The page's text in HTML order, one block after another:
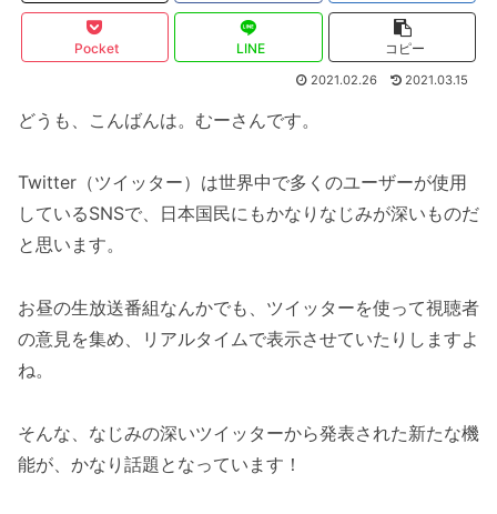
Pocket LINE コピー
2021.02.26 2021.03.15
どうも、こんばんは。むーさんです。
Twitter（ツイッター）は世界中で多くのユーザーが使用
しているSNSで、日本国民にもかなりなじみが深いものだ
と思います。
お昼の生放送番組なんかでも、ツイッターを使って視聴者
の意見を集め、リアルタイムで表示させていたりしますよ
ね。
そんな、なじみの深いツイッターから発表された新たな機
能が、かなり話題となっています！